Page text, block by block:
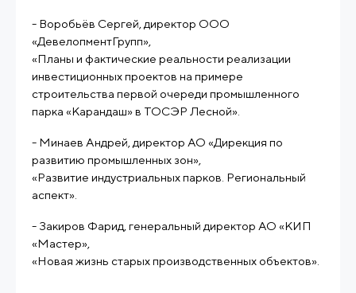
- Воробьёв Сергей, директор ООО
«ДевелопментГрупп»,
«Планы и фактические реальности реализации
инвестиционных проектов на примере
строительства первой очереди промышленного
парка «Карандаш» в ТОСЭР Лесной».
- Минаев Андрей, директор АО «Дирекция по
развитию промышленных зон»,
«Развитие индустриальных парков. Региональный
аспект».
- Закиров Фарид, генеральный директор АО «КИП
«Мастер»,
«Новая жизнь старых производственных объектов».